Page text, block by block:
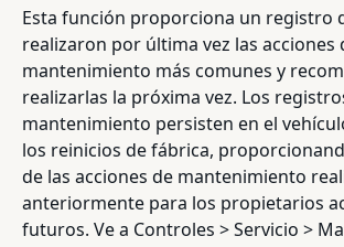
Esta función proporciona un registro
realizaron por última vez las acciones
mantenimiento más comunes y
realizarlas la próxima vez. Los
mantenimiento persisten en el
los reinicios de fábrica,
de las acciones de mantenimiento
anteriormente para los propietarios
futuros. Ve a Controles > Servicio >